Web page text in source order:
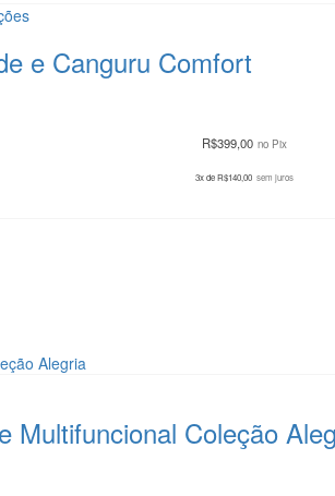
e Canguru Comfort
R$399,00 no Pix
3x deR$140,00 sem juros
Multifuncional Coleção